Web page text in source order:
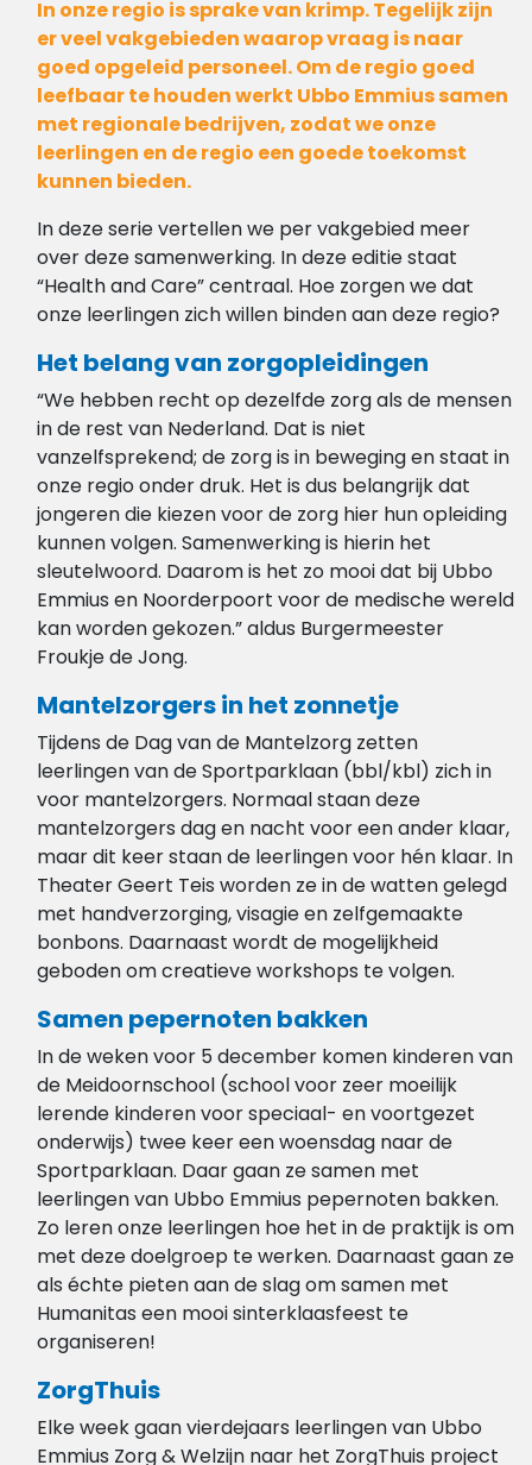
In onze regio is sprake van krimp. Tegelijk zijn
er veel vakgebieden waarop vraag is naar
goed opgeleid personeel. Om de regio goed
leefbaar te houden werkt Ubbo Emmius samen
met regionale bedrijven, zodat we onze
leerlingen en de regio een goede toekomst
kunnen bieden.
In deze serie vertellen we per vakgebied meer
over deze samenwerking. In deze editie staat
“Health and Care” centraal. Hoe zorgen we dat
onze leerlingen zich willen binden aan deze regio?
Het belang van zorgopleidingen
“We hebben recht op dezelfde zorg als de mensen
in de rest van Nederland. Dat is niet
vanzelfsprekend; de zorg is in beweging en staat in
onze regio onder druk. Het is dus belangrijk dat
jongeren die kiezen voor de zorg hier hun opleiding
kunnen volgen. Samenwerking is hierin het
sleutelwoord. Daarom is het zo mooi dat bij Ubbo
Emmius en Noorderpoort voor de medische wereld
kan worden gekozen.” aldus Burgermeester
Froukje de Jong.
Mantelzorgers in het zonnetje
Tijdens de Dag van de Mantelzorg zetten
leerlingen van de Sportparklaan (bbl/kbl) zich in
voor mantelzorgers. Normaal staan deze
mantelzorgers dag en nacht voor een ander klaar,
maar dit keer staan de leerlingen voor hén klaar. In
Theater Geert Teis worden ze in de watten gelegd
met handverzorging, visagie en zelfgemaakte
bonbons. Daarnaast wordt de mogelijkheid
geboden om creatieve workshops te volgen.
Samen pepernoten bakken
In de weken voor 5 december komen kinderen van
de Meidoornschool (school voor zeer moeilijk
lerende kinderen voor speciaal- en voortgezet
onderwijs) twee keer een woensdag naar de
Sportparklaan. Daar gaan ze samen met
leerlingen van Ubbo Emmius pepernoten bakken.
Zo leren onze leerlingen hoe het in de praktijk is om
met deze doelgroep te werken. Daarnaast gaan ze
als échte pieten aan de slag om samen met
Humanitas een mooi sinterklaasfeest te
organiseren!
ZorgThuis
Elke week gaan vierdejaars leerlingen van Ubbo
Emmius Zorg & Welzijn naar het ZorgThuis project